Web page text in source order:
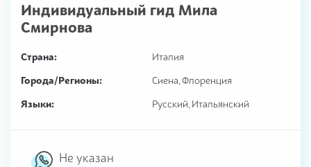
Индивидуальный гид Мила
Смирнова
Страна:
Италия
Города/Регионы:
Сиена, Флоренция
Языки:
Русский, Итальянский
Не указан